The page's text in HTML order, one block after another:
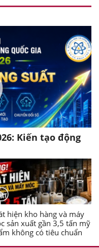
Kiến tạo động
hiện kho hàng và máy
sản xuất gần 3,5 tấn mỹ
không có tiêu chuẩn